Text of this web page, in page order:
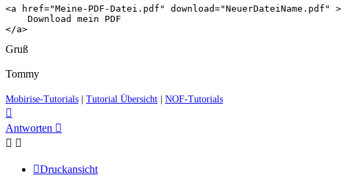
<a href="Meine-PDF-Datei.pdf" download="NeuerDateiName.pdf" >
    Download mein PDF
</a>
Gruß
Tommy
Mobirise-Tutorials Tutorial Übersicht NOF-Tutorials
oben
Antworten
Druckansicht